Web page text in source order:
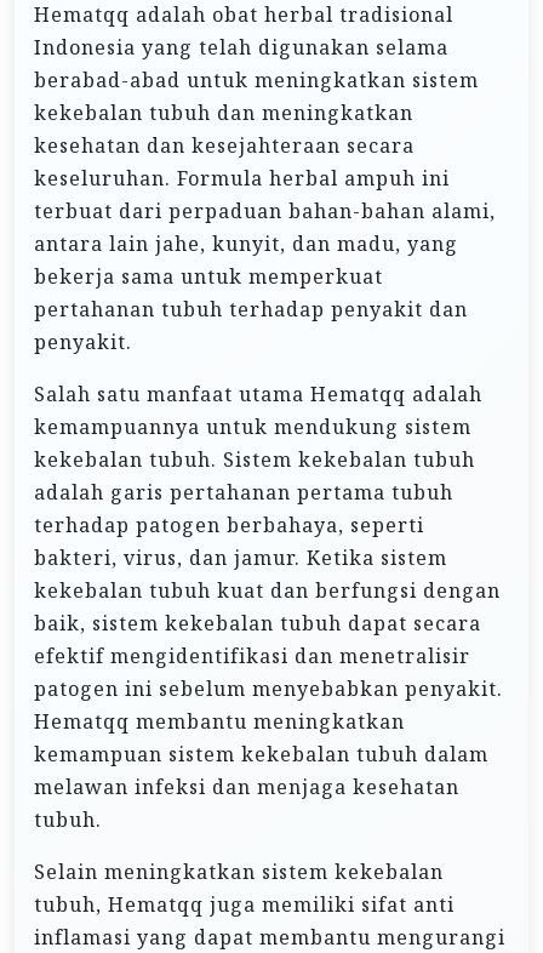
Hematqq adalah obat herbal tradisional
Indonesia yang telah digunakan selama
berabad-abad untuk meningkatkan sistem
kekebalan tubuh dan meningkatkan
kesehatan dan kesejahteraan secara
keseluruhan. Formula herbal ampuh ini
terbuat dari perpaduan bahan-bahan alami,
antara lain jahe, kunyit, dan madu, yang
bekerja sama untuk memperkuat
pertahanan tubuh terhadap penyakit dan
penyakit.
Salah satu manfaat utama Hematqq adalah
kemampuannya untuk mendukung sistem
kekebalan tubuh. Sistem kekebalan tubuh
adalah garis pertahanan pertama tubuh
terhadap patogen berbahaya, seperti
bakteri, virus, dan jamur. Ketika sistem
kekebalan tubuh kuat dan berfungsi dengan
baik, sistem kekebalan tubuh dapat secara
efektif mengidentifikasi dan menetralisir
patogen ini sebelum menyebabkan penyakit.
Hematqq membantu meningkatkan
kemampuan sistem kekebalan tubuh dalam
melawan infeksi dan menjaga kesehatan
tubuh.
Selain meningkatkan sistem kekebalan
tubuh, Hematqq juga memiliki sifat anti
inflamasi yang dapat membantu mengurangi